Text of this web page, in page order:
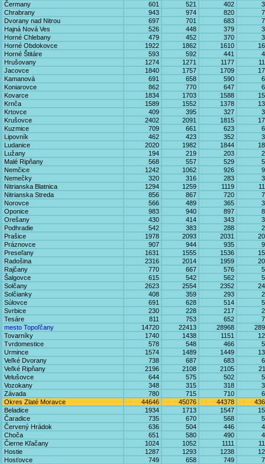
Čermany
601 521 402
Chrabrany
943 974 820
Dvorany nad Nitrou
697 701 683
Hajná Nová Ves
526 448 379
Horné Chlebany
479 452 370
Horné Obdokovce
1922 1862 1610
Horné Štitáre
593 592 441
Hrušovany
1274 1271 1177
Jacovce
1840 1757 1709
Kamanová
691 658 590
Koniarovce
862 770 647
Kovarce
1834 1703 1588
Krnča
1589 1552 1378
Krtovce
409 395 327
Krušovce
2402 2091 1815
Kuzmice
709 661 623
Lipovník
462 423 352
Ludanice
2020 1982 1844
Lužany
194 219 203
Malé Ripňany
568 557 529
Nemčice
1242 1062 926
Nemečky
320 316 283
Nitrianska Blatnica
1294 1259 1119
Nitrianska Streda
856 867 720
Norovce
566 489 365
Oponice
983 940 897
Orešany
430 414 343
Podhradie
542 383 288
Prašice
1978 2093 2031
Práznovce
907 944 935
Preseľany
1631 1555 1536
Radošina
2316 2014 1959
Rajčany
770 667 576
Šalgovce
615 542 562
Solčany
2623 2554 2352
Solčianky
408 359 293
Súlovce
691 628 514
Svrbice
230 228 217
Tesáre
811 753 652
mesto Topoľčany
14720 22413 28968
Tovarníky
1740 1438 1151
Tvrdomestice
578 548 466
Urmince
1574 1489 1449
Veľké Dvorany
738 687 683
Veľké Ripňany
2196 2108 2105
Velušovce
644 575 502
Vozokany
348 315 318
Závada
780 715 710
Okres Zlaté Moravce
44646 45076 44378
Beladice
1934 1713 1547
Čaradice
735 670 568
Červený Hrádok
636 504 446
Choča
651 580 490
Čierne Kľačany
1024 1052 1111
Hostie
1287 1293 1238
Hosťovce
749 658 749